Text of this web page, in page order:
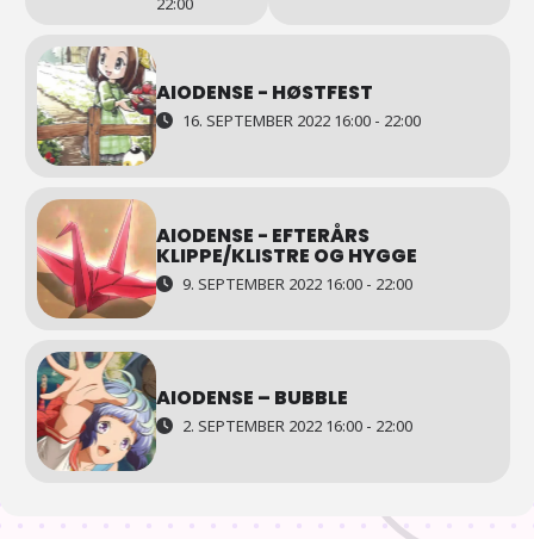
AIODENSE - HØSTFEST
16. SEPTEMBER 2022 16:00 - 22:00
AIODENSE - EFTERÅRS
KLIPPE/KLISTRE OG HYGGE
9. SEPTEMBER 2022 16:00 - 22:00
AIODENSE – BUBBLE
2. SEPTEMBER 2022 16:00 - 22:00